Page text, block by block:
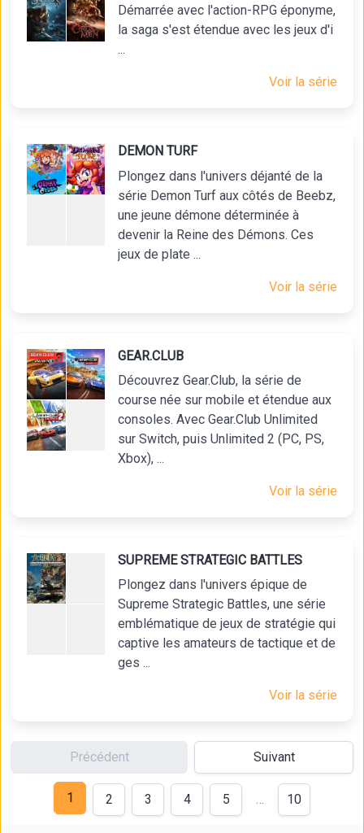
Démarrée avec l'action-RPG éponyme,
la saga s'est étendue avec les jeux d'i
...
Voir la série
DEMON TURF
Plongez dans l'univers déjanté de la
série Demon Turf aux côtés de Beebz,
une jeune démone déterminée à
devenir la Reine des Démons. Ces
jeux de plate ...
Voir la série
GEAR.CLUB
Découvrez Gear.Club, la série de
course née sur mobile et étendue aux
consoles. Avec Gear.Club Unlimited
sur Switch, puis Unlimited 2 (PC, PS,
Xbox), ...
Voir la série
SUPREME STRATEGIC BATTLES
Plongez dans l'univers épique de
Supreme Strategic Battles, une série
emblématique de jeux de stratégie qui
captive les amateurs de tactique et de
ges ...
Voir la série
Précédent Suivant
1 2 3 4 5 … 10